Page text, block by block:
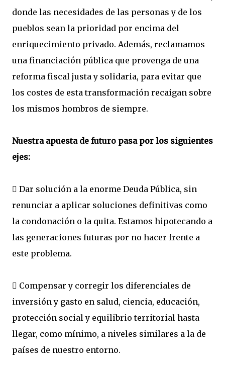
donde las necesidades de las personas y de los
pueblos sean la prioridad por encima del
enriquecimiento privado. Además, reclamamos
una financiación pública que provenga de una
reforma fiscal justa y solidaria, para evitar que
los costes de esta transformación recaigan sobre
los mismos hombros de siempre.
Nuestra apuesta de futuro pasa por los siguientes
ejes:
 Dar solución a la enorme Deuda Pública, sin
renunciar a aplicar soluciones definitivas como
la condonación o la quita. Estamos hipotecando a
las generaciones futuras por no hacer frente a
este problema.
 Compensar y corregir los diferenciales de
inversión y gasto en salud, ciencia, educación,
protección social y equilibrio territorial hasta
llegar, como mínimo, a niveles similares a la de
países de nuestro entorno.